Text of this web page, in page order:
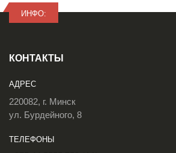
ИНФО:
КОНТАКТЫ
АДРЕС
220082, г. Минск
ул. Бурдейного, 8
ТЕЛЕФОНЫ